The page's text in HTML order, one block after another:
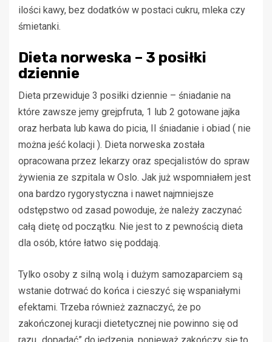
ilości kawy, bez dodatków w postaci cukru, mleka czy
śmietanki.
Dieta norweska – 3 posiłki
dziennie
Dieta przewiduje 3 posiłki dziennie – śniadanie na
które zawsze jemy grejpfruta, 1 lub 2 gotowane jajka
oraz herbata lub kawa do picia, II śniadanie i obiad ( nie
można jeść kolacji ). Dieta norweska została
opracowana przez lekarzy oraz specjalistów do spraw
żywienia ze szpitala w Oslo. Jak już wspomniałem jest
ona bardzo rygorystyczna i nawet najmniejsze
odstępstwo od zasad powoduje, że należy zaczynać
całą dietę od początku. Nie jest to z pewnością dieta
dla osób, które łatwo się poddają.
Tylko osoby z silną wolą i dużym samozaparciem są
wstanie dotrwać do końca i cieszyć się wspaniałymi
efektami. Trzeba również zaznaczyć, że po
zakończonej kuracji dietetycznej nie powinno się od
razu „dopadać” do jedzenia, ponieważ zakończy się to